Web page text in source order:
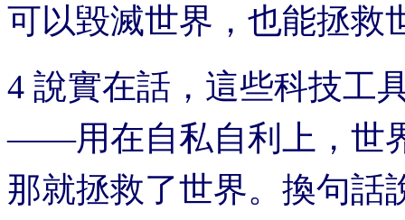
可以毀滅世界，也能拯救
4 說實在話，這些科技工
——用在自私自利上，世
那就拯救了世界。換句話